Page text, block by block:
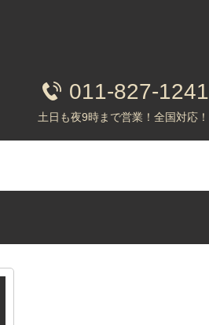
011-827-1241
土日も夜9時まで営業！全国対応！